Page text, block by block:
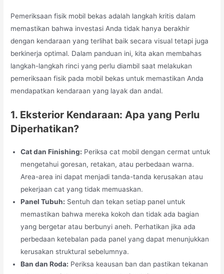
Pemeriksaan fisik mobil bekas adalah langkah kritis dalam
memastikan bahwa investasi Anda tidak hanya berakhir
dengan kendaraan yang terlihat baik secara visual tetapi juga
berkinerja optimal. Dalam panduan ini, kita akan membahas
langkah-langkah rinci yang perlu diambil saat melakukan
pemeriksaan fisik pada mobil bekas untuk memastikan Anda
mendapatkan kendaraan yang layak dan andal.
1. Eksterior Kendaraan: Apa yang Perlu
Diperhatikan?
Cat dan Finishing: Periksa cat mobil dengan cermat untuk
mengetahui goresan, retakan, atau perbedaan warna.
Area-area ini dapat menjadi tanda-tanda kerusakan atau
pekerjaan cat yang tidak memuaskan.
Panel Tubuh: Sentuh dan tekan setiap panel untuk
memastikan bahwa mereka kokoh dan tidak ada bagian
yang bergetar atau berbunyi aneh. Perhatikan jika ada
perbedaan ketebalan pada panel yang dapat menunjukkan
kerusakan struktural sebelumnya.
Ban dan Roda: Periksa keausan ban dan pastikan tekanan